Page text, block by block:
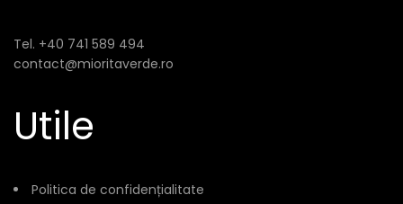
Tel. +40 741 589 494
contact@mioritaverde.ro
Utile
Politica de confidențialitate